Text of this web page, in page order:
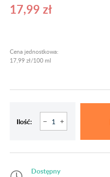
17,99 zł
Cena jednostkowa:
17,99 zł/100 ml
Ilość:
Dostępny